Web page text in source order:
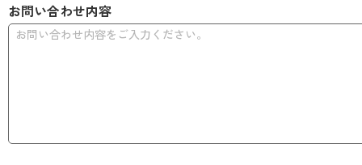
お問い合わせ内容